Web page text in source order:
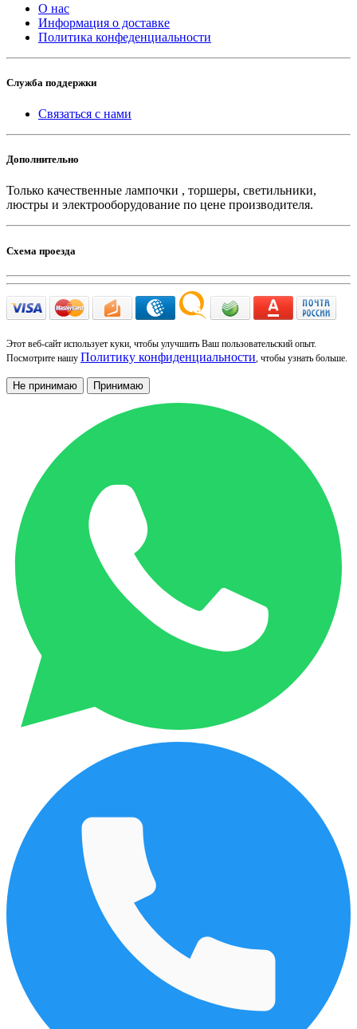
О нас
Информация о доставке
Политика конфеденциальности
Служба поддержки
Связаться с нами
Дополнительно
Только качественные лампочки , торшеры, светильники,
люстры и электрооборудование по цене производителя.
Схема проезда
Этот веб-сайт использует куки, чтобы улучшить Ваш пользовательский опыт.
Посмотрите нашу Политику конфиденциальности, чтобы узнать больше.
Не принимаю Принимаю